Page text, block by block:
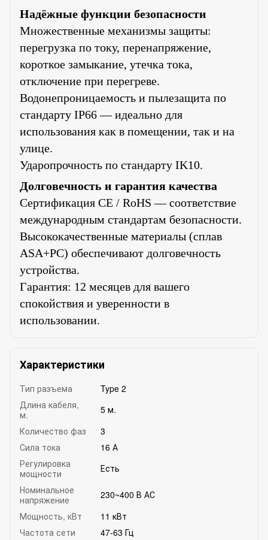
Надёжные функции безопасности
Множественные механизмы защиты:
перегрузка по току, перенапряжение,
короткое замыкание, утечка тока,
отключение при перегреве.
Водонепроницаемость и пылезащита по
стандарту IP66 — идеально для
использования как в помещении, так и на
улице.
Ударопрочность по стандарту IK10.
Долговечность и гарантия качества
Сертификация CE / RoHS — соответствие
международным стандартам безопасности.
Высококачественные материалы (сплав
ASA+PC) обеспечивают долговечность
устройства.
Гарантия: 12 месяцев для вашего
спокойствия и уверенности в
использовании.
Характеристики
Тип разъема
Type 2
Длина кабеля,
м.
5 м.
Количество фаз
3
Сила тока
16 А
Регулировка
мощности
Есть
Номинальное
напряжение
230~400 В АС
Мощность, кВт
11 кВт
Частота сети
47-63 Гц